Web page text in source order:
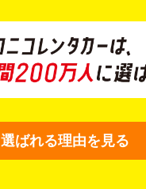
選ばれる理由を見る